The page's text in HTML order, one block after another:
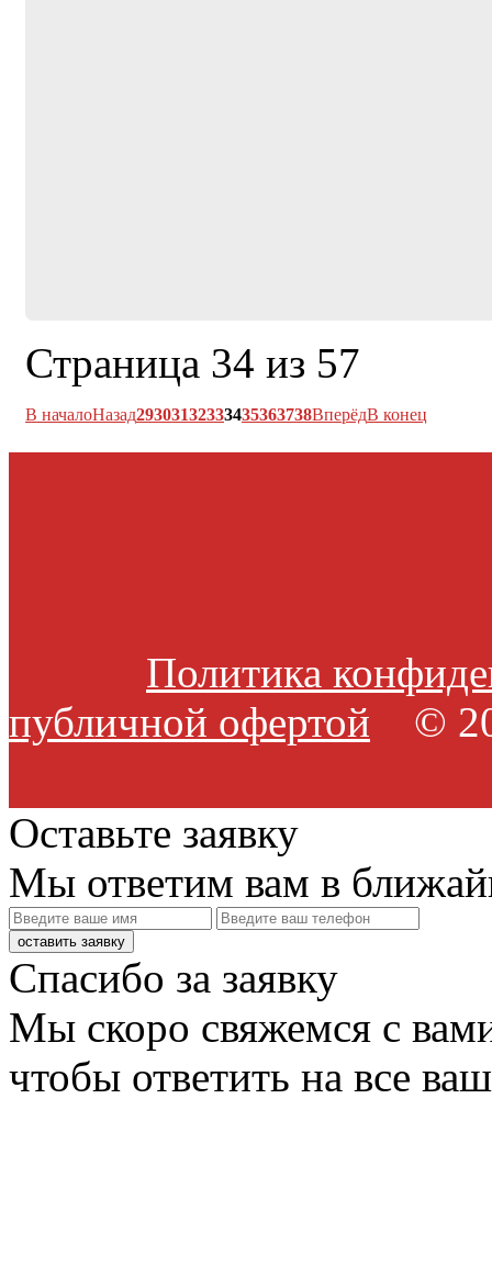
Страница 34 из 57
В началоНазад29303132333435363738ВперёдВ конец
Политика
публичной офертой ©
Оставьте заявку
Мы ответим вам в
оставить заявку
Спасибо за заявку
Мы скоро свяжемся с
чтобы ответить на все